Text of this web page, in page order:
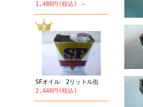
1,480円(税込) ～
SFオイル 2リットル缶
2,440円(税込)